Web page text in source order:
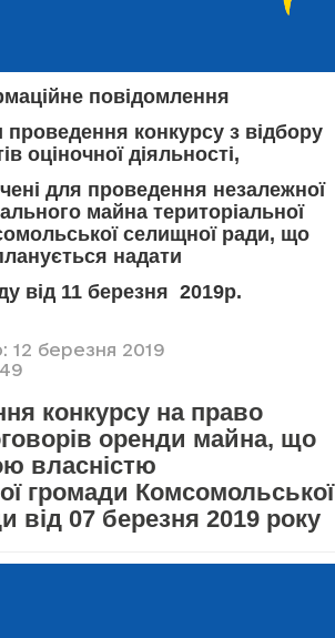
повідомлення
проведення конкурсу з відбору
оціночної діяльності,
для проведення незалежної
майна територіальної
селищної ради, що
надати
від 11 березня 2019р.
12 березня 2019
конкурсу на право
оренди майна, що
власністю
громади Комсомольської
від 07 березня 2019 року